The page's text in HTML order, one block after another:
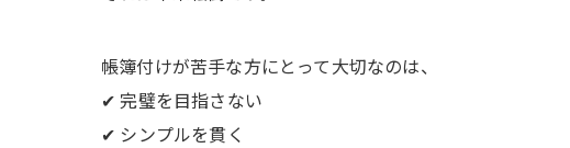
帳簿付けが苦手な方にとって大切なのは、
✔ 完璧を目指さない
✔ シンプルを貫く